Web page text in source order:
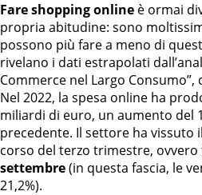
Fare shopping online è ormai
propria abitudine: sono
possono più fare a meno di
rivelano i dati estrapolati
Commerce nel Largo Consumo”,
Nel 2022, la spesa online ha
miliardi di euro, un aumento del
precedente. Il settore ha vissuto
corso del terzo trimestre, ovvero
settembre(in questa fascia, le
21,2%).